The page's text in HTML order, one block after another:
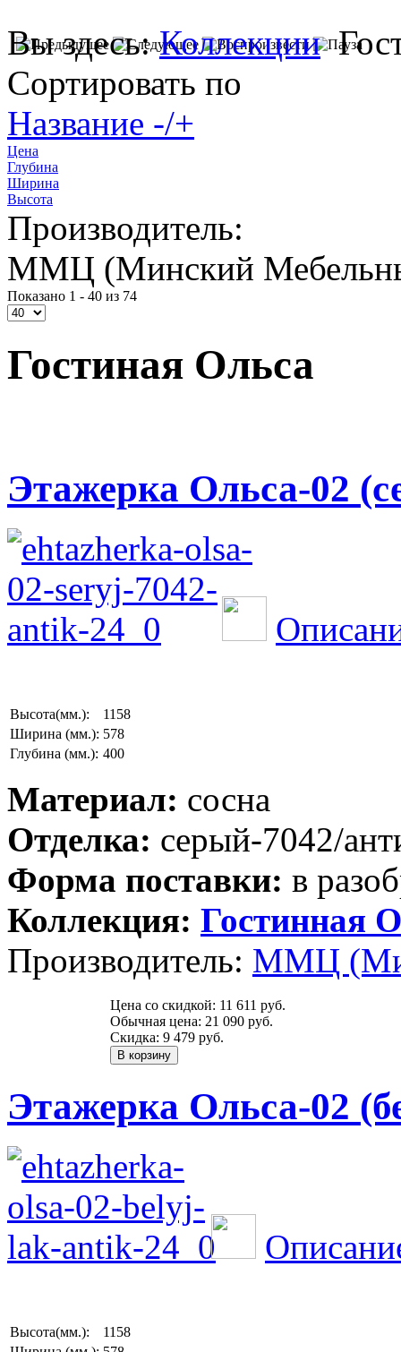
Вы здесь:Коллекции
Сортировать по
Название -/+
Цена
Глубина
Ширина
Высота
Производитель:
ММЦ (Минский
Показано 1 - 40 из 74
Гостиная Ольса
Этажерка Ольса-02
Высота(мм.):
1158
Ширина (мм.): 578
Глубина (мм.): 400
Материал: сосна
Отделка: серый-7042/
Форма поставки: в
Коллекция: Гостинная
Производитель: ММЦ
Цена со скидкой: 11 611 руб.
Обычная цена: 21 090 руб.
Скидка: 9 479 руб.
Этажерка Ольса-02
Высота(мм.):
1158